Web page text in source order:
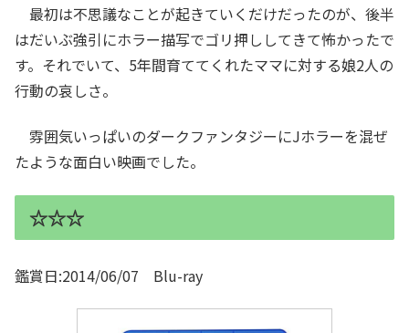
最初は不思議なことが起きていくだけだったのが、後半
はだいぶ強引にホラー描写でゴリ押ししてきて怖かったで
す。それでいて、5年間育ててくれたママに対する娘2人の
行動の哀しさ。
雰囲気いっぱいのダークファンタジーにJホラーを混ぜ
たような面白い映画でした。
☆☆☆
鑑賞日:2014/06/07 Blu-ray